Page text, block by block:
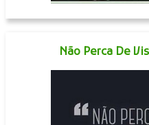
Não Perca De